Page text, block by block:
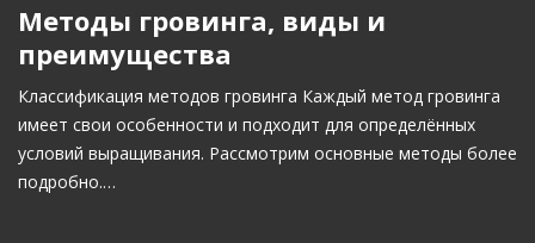
Методы гровинга, виды и
преимущества
Классификация методов гровинга Каждый метод гровинга
имеет свои особенности и подходит для определённых
условий выращивания. Рассмотрим основные методы более
подробно.…